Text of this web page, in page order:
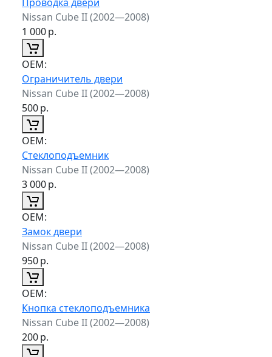
Nissan Cube II (2002—2008)
1 000р.
ОЕМ:
Ограничитель двери
Nissan Cube II (2002—2008)
500р.
ОЕМ:
Стеклоподъемник
Nissan Cube II (2002—2008)
3 000р.
ОЕМ:
Замок двери
Nissan Cube II (2002—2008)
950р.
ОЕМ:
Кнопка стеклоподъемника
Nissan Cube II (2002—2008)
200р.